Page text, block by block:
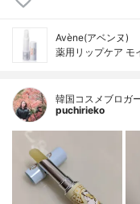
Avène(アベンヌ)
薬用リップケア モ
韓国コスメブロガ
puchirieko